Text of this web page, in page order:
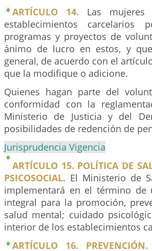
ARTÍCULO 14. Las mujeres
establecimientos
programas y proyectos de
ánimo de lucro en estos, y
general, de acuerdo con el
que la modifique o adicione.
Quienes hagan parte del
conformidad con la
Ministerio de Justicia y del
posibilidades de redención de
Jurisprudencia Vigencia
ARTÍCULO 15. POLÍTICA DE
PSICOSOCIAL. El Ministerio de
implementará en el término
integral para la promoción,
salud mental; cuidado
interior de los establecimientos
ARTÍCULO 16. PREVENCIÓN.